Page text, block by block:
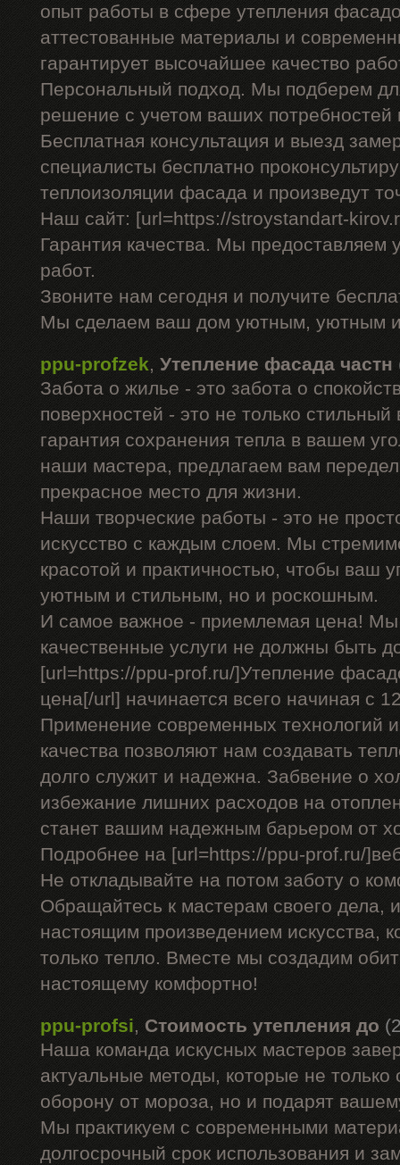
опыт работы в сфере утепления
аттестованные материалы и
гарантирует высочайшее качество
Персональный подход. Мы подберем
решение с учетом ваших
Бесплатная консультация и выезд
специалисты бесплатно
теплоизоляции фасада и произведут
Наш сайт: [url=https://stroystandart-
Гарантия качества. Мы предоставляем
работ.
Звоните нам сегодня и получите
Мы сделаем ваш дом уютным, уютным
ppu-profzek, Утепление фасада частн
Забота о жилье - это забота о
поверхностей - это не только
гарантия сохранения тепла в вашем
наши мастера, предлагаем вам
прекрасное место для жизни.
Наши творческие работы - это не
искусство с каждым слоем. Мы
красотой и практичностью, чтобы ваш
уютным и стильным, но и роскошным.
И самое важное - приемлемая цена! Мы
качественные услуги не должны быть
[url=https://ppu-prof.ru/]Утепление
цена[/url] начинается всего начиная с
Применение современных технологий
качества позволяют нам создавать
долго служит и надежна. Забвение о
избежание лишних расходов на
станет вашим надежным барьером от
Подробнее на [url=https://ppu-prof.ru/
Не откладывайте на потом заботу о
Обращайтесь к мастерам своего дела,
настоящим произведением искусства,
только тепло. Вместе мы создадим
настоящему комфортно!
ppu-profsi, Стоимость утепления до
Наша команда искусных мастеров
актуальные методы, которые не только
оборону от мороза, но и подарят
Мы практикуем с современными
долгосрочный срок использования и